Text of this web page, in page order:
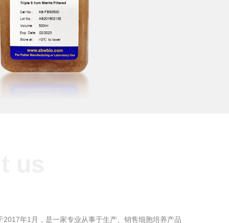
2017年1月，是一家专业从事于生产、销售细胞培养产品